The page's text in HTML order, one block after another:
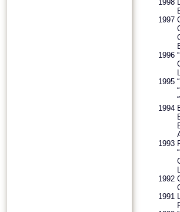
1998
1997
1996
1995
1994
1993
1992
1991